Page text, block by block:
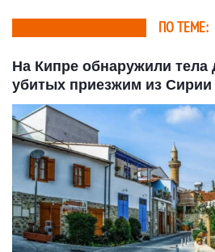
ПО ТЕМЕ:
На Кипре обнаружили тела
убитых приезжим из Сирии